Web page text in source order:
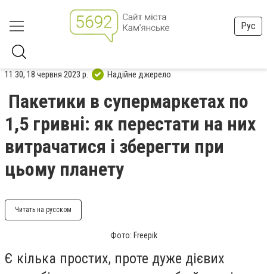
Рус
11:30, 18 червня 2023 р. Надійне джерело
Пакетики в супермаркетах по
1,5 гривні: як перестати на них
витрачатися і зберегти при
цьому планету
Читать на русском
Фото: Freepik
Є кілька простих, проте дуже дієвих